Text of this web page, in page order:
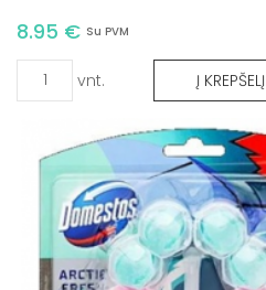
8.95 € Su PVM
vnt. Į KREPŠELĮ